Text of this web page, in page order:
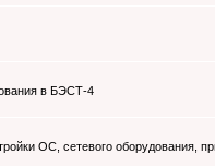
в БЭСТ-4
ОС, сетевого оборудования,